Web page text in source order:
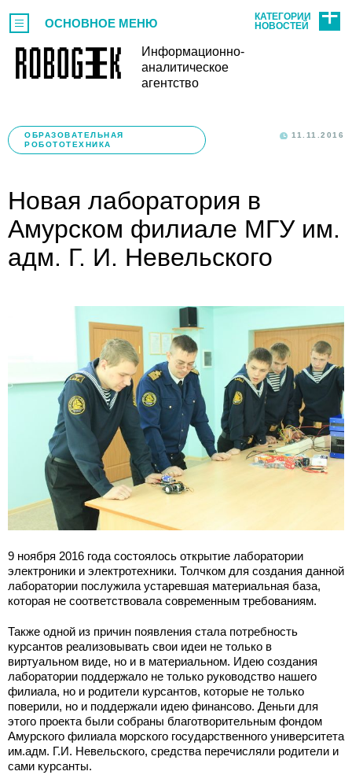
Информационно-
аналитическое
агентство
ОСНОВНОЕ МЕНЮ
КАТЕГОРИИ
НОВОСТЕЙ
ОБРАЗОВАТЕЛЬНАЯ
РОБОТОТЕХНИКА
11.11.2016
Новая лаборатория в
Амурском филиале МГУ им.
адм. Г. И. Невельского
9 ноября 2016 года состоялось открытие лаборатории
электроники и электротехники. Толчком для создания данной
лаборатории послужила устаревшая материальная база,
которая не соответствовала современным требованиям.
Также одной из причин появления стала потребность
курсантов реализовывать свои идеи не только в
виртуальном виде, но и в материальном. Идею создания
лаборатории поддержало не только руководство нашего
филиала, но и родители курсантов, которые не только
поверили, но и поддержали идею финансово. Деньги для
этого проекта были собраны благотворительным фондом
Амурского филиала морского государственного университета
им.адм. Г.И. Невельского, средства перечисляли родители и
сами курсанты.